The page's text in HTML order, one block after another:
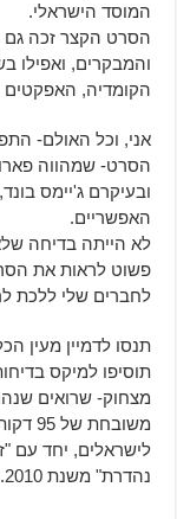
המוסד הישראלי.
הסרט הקצר זכה
והמבקרים, ואפילו
הקומדיה, האפקטים
אני, וכל האולם-
הסרט- שמהווה
ובעיקרם ג'יימס
האפשריים.
לא הייתה בדיחה
פשוט לראות את
לחברים שלי ללכת
תנסו לדמיין מעין
תוסיפו למיקס
מצחוק- שרואים
לישראלים, יחד עם
נהדרת" משנת 2010.